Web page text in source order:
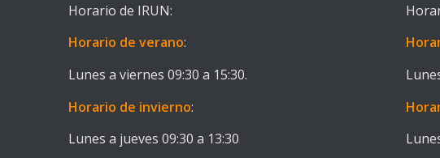
Horario de IRUN:
Horario de verano:
Lunes a viernes 09:30 a 15:30.
Horario de invierno:
Lunes a jueves 09:30 a 13:30